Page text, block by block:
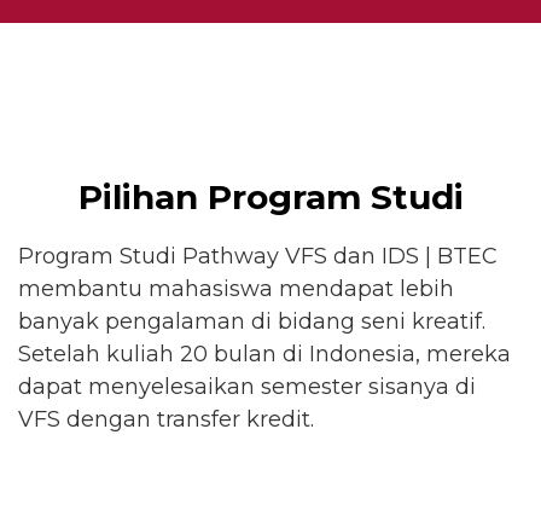
Pilihan Program Studi
Program Studi Pathway VFS dan IDS | BTEC
membantu mahasiswa mendapat lebih
banyak pengalaman di bidang seni kreatif.
Setelah kuliah 20 bulan di Indonesia, mereka
dapat menyelesaikan semester sisanya di
VFS dengan transfer kredit.